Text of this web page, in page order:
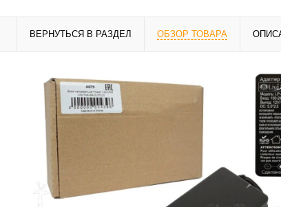
ВЕРНУТЬСЯ В РАЗДЕЛ ОБЗОР ТОВАРА